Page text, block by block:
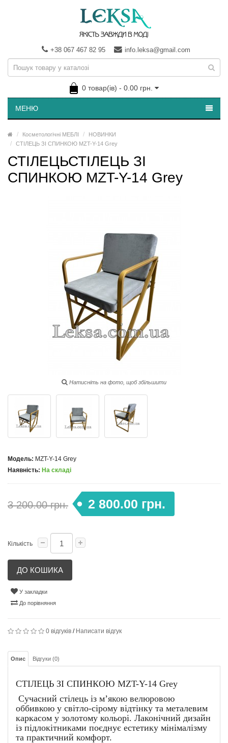
+38 067 467 82 95 info.leksa@gmail.com
0 товар(ів) - 0.00 грн.
МЕНЮ
Косметологічні МЕБЛІ
НОВИНКИ
СТІЛЕЦЬ ЗІ СПИНКОЮ MZT-Y-14 Grey
СТІЛЕЦЬСТІЛЕЦЬ ЗІ
СПИНКОЮ MZT-Y-14 Grey
Натисніть на фото, щоб збільшити
Модель: MZT-Y-14 Grey
Наявність: На складі
3 200.00 грн. 2 800.00 грн.
Кількість
ДО КОШИКА
У закладки
До порівняння
0 відгуків / Написати відгук
Опис Відгуки (0)
СТІЛЕЦЬ ЗІ СПИНКОЮ MZT-Y-14 Grey
Сучасний стілець із м’якою велюровою
оббивкою у світло-сірому відтінку та металевим
каркасом у золотому кольорі. Лаконічний дизайн
із підлокітниками поєднує естетику мінімалізму
та практичний комфорт.